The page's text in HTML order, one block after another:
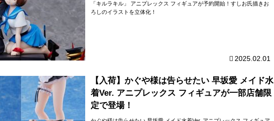
「キルラキル」 アニプレックス フィギュアが予約開始！すしお氏描きお
ろしのイラストを立体化！
2025.02.01
【入荷】かぐや様は告らせたい 早坂愛 メイド水
着Ver. アニプレックス フィギュアが一部店舗限
定で登場！